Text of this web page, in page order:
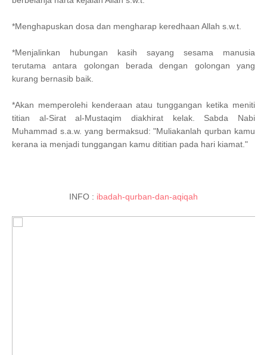
*Menghapuskan dosa dan mengharap keredhaan Allah s.w.t.
*Menjalinkan hubungan kasih sayang sesama manusia
terutama antara golongan berada dengan golongan yang
kurang bernasib baik.
*Akan memperolehi kenderaan atau tunggangan ketika meniti
titian al-Sirat al-Mustaqim diakhirat kelak. Sabda Nabi
Muhammad s.a.w. yang bermaksud: "Muliakanlah qurban kamu
kerana ia menjadi tunggangan kamu dititian pada hari kiamat."
INFO : ibadah-qurban-dan-aqiqah